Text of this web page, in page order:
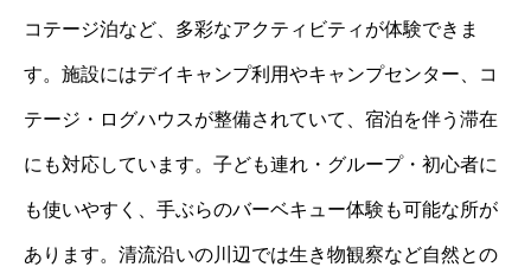
コテージ泊など、多彩なアクティビティが体験できま
す。施設にはデイキャンプ利用やキャンプセンター、コ
テージ・ログハウスが整備されていて、宿泊を伴う滞在
にも対応しています。子ども連れ・グループ・初心者に
も使いやすく、手ぶらのバーベキュー体験も可能な所が
あります。清流沿いの川辺では生き物観察など自然との